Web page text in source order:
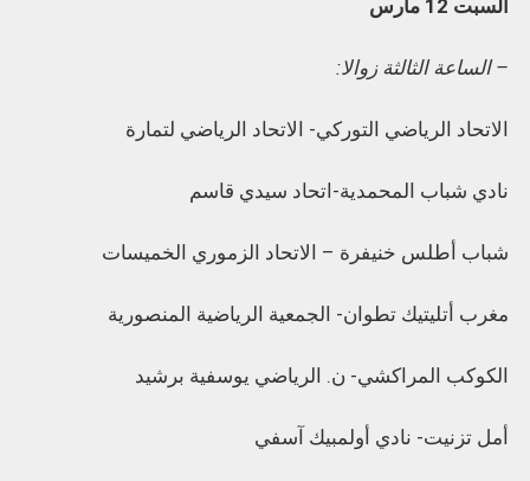
السبت 12 مارس
– الساعة الثالثة زوالا:
الاتحاد الرياضي التوركي- الاتحاد الرياضي لتمارة
نادي شباب المحمدية-اتحاد سيدي قاسم
شباب أطلس خنيفرة – الاتحاد الزموري الخميسات
مغرب أتليتيك تطوان- الجمعية الرياضية المنصورية
الكوكب المراكشي- ن. الرياضي يوسفية برشيد
أمل تزنيت- نادي أولمبيك آسفي